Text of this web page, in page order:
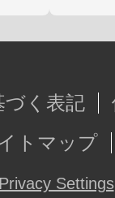
づく表記
トマップ
Privacy Settings